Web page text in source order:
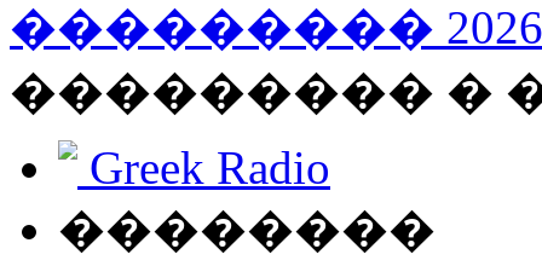
��������� 2026
��������� �
Greek Radio
��������